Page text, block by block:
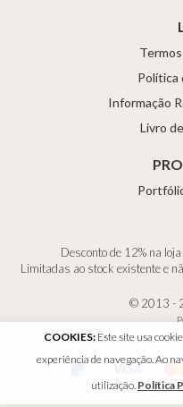
Política
Informação
Livro
Desconto de 12% na
Limitadas ao stock existente e
© 2013 -
COOKIES:Este site usa
experiência de navegação. Ao
utilização. Política